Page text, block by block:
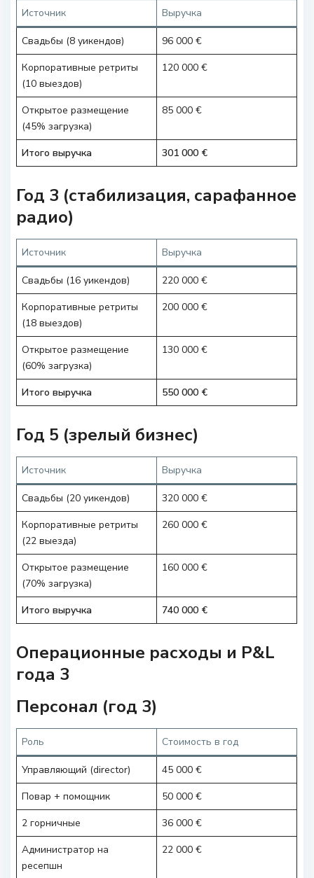
Источник Выручка
Свадьбы (8 уикендов)
96 000 €
Корпоративные ретриты
(10 выездов)
120 000 €
Открытое размещение
(45% загрузка)
85 000 €
Итого выручка 301 000 €
Год 3 (стабилизация, сарафанное
радио)
Источник Выручка
Свадьбы (16 уикендов)
220 000 €
Корпоративные ретриты
(18 выездов)
200 000 €
Открытое размещение
(60% загрузка)
130 000 €
Итого выручка 550 000 €
Год 5 (зрелый бизнес)
Источник Выручка
Свадьбы (20 уикендов)
320 000 €
Корпоративные ретриты
(22 выезда)
260 000 €
Открытое размещение
(70% загрузка)
160 000 €
Итого выручка 740 000 €
Операционные расходы и P&L
года 3
Персонал (год 3)
Роль Стоимость в год
Управляющий (director)
45 000 €
Повар + помощник
50 000 €
2 горничные
36 000 €
Администратор на
ресепшн
22 000 €